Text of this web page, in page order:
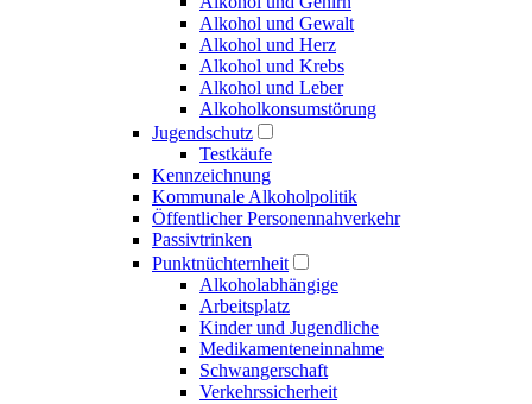
Alkohol und Gewalt
Alkohol und Herz
Alkohol und Krebs
Alkohol und Leber
Alkoholkonsumstörung
Jugendschutz
Testkäufe
Kennzeichnung
Kommunale Alkoholpolitik
Öffentlicher Personen­nahverkehr
Passivtrinken
Punkt­nüchternheit
Alkohol­abhängige
Arbeitsplatz
Kinder und Jugendliche
Medikamenten­einnahme
Schwangerschaft
Verkehrs­sicherheit